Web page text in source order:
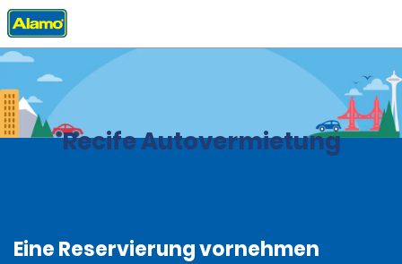
Privat Stationen
Recife Autovermietung
Eine Reservierung vornehmen